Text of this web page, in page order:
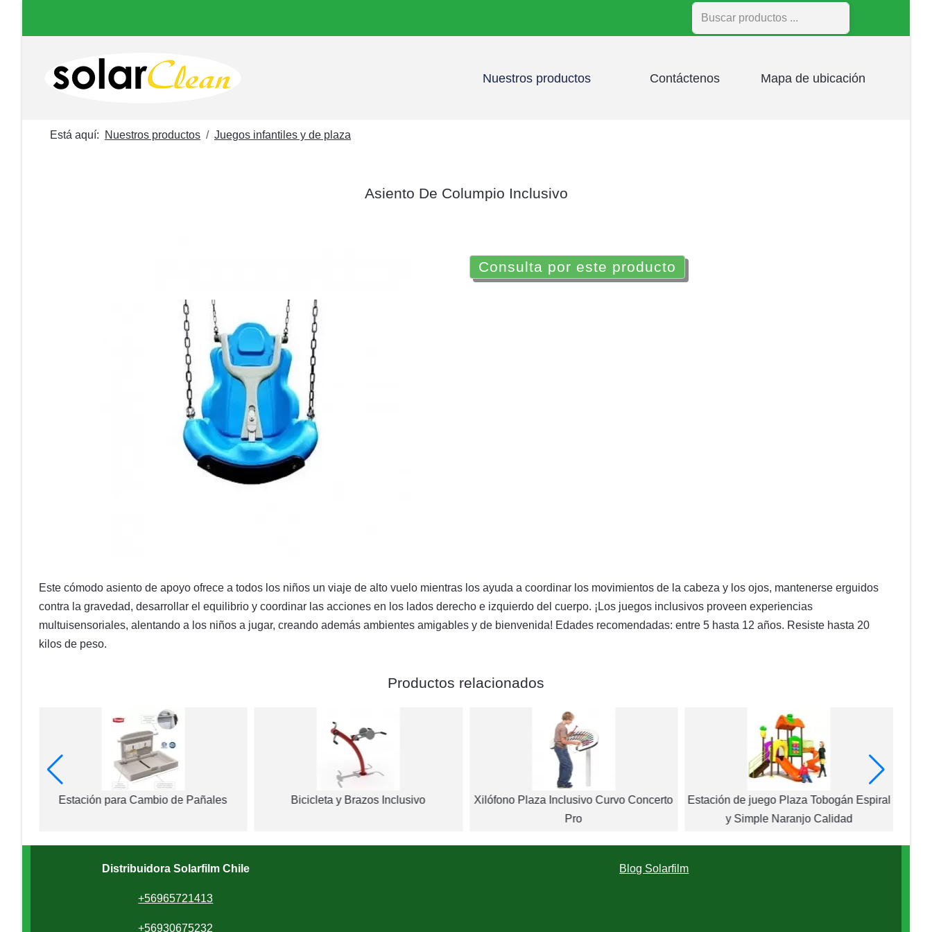
Buscar
Nuestros productos Contáctenos Mapa de ubicación
Está aquí: Nuestros productos Juegos infantiles y de plaza
Asiento De Columpio Inclusivo
Consulta por este producto
Este cómodo asiento de apoyo ofrece a todos los niños un viaje de alto vuelo mientras los ayuda a coordinar los movimientos de la cabeza y los ojos, mantenerse erguidos
contra la gravedad, desarrollar el equilibrio y coordinar las acciones en los lados derecho e izquierdo del cuerpo. ¡Los juegos inclusivos proveen experiencias
multuisensoriales, alentando a los niños a jugar, creando además ambientes amigables y de bienvenida! Edades recomendadas: entre 5 hasta 12 años. Resiste hasta 20
kilos de peso.
Productos relacionados
Estación para Cambio de Pañales Bicicleta y Brazos Inclusivo
Xilófono Plaza Inclusivo Curvo Concerto
Pro
Estación de juego Plaza Tobogán Espiral
y Simple Naranjo Calidad
Distribuidora Solarfilm Chile
+56965721413
+56930675232
Blog Solarfilm